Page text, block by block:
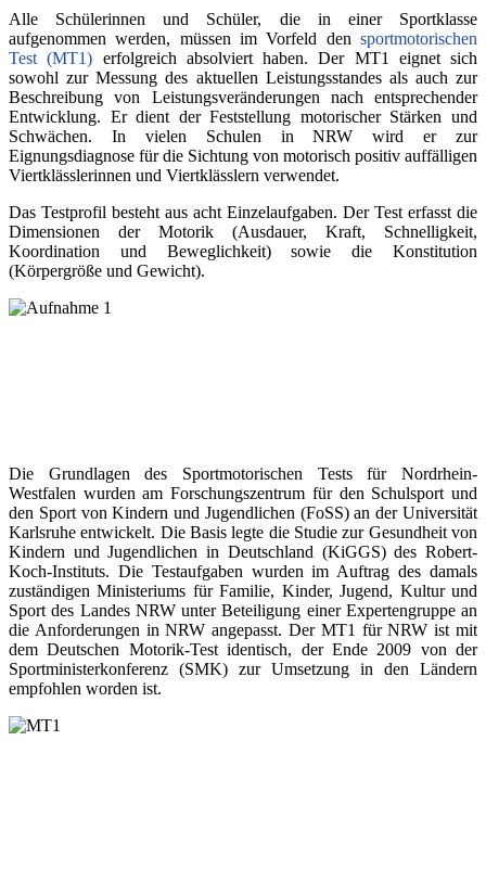
Alle Schülerinnen und Schüler, die in einer Sportklasse
aufgenommen werden, müssen im Vorfeld den sportmotorischen
Test (MT1) erfolgreich absolviert haben. Der MT1 eignet sich
sowohl zur Messung des aktuellen Leistungsstandes als auch zur
Beschreibung von Leistungsveränderungen nach entsprechender
Entwicklung. Er dient der Feststellung motorischer Stärken und
Schwächen. In vielen Schulen in NRW wird er zur
Eignungsdiagnose für die Sichtung von motorisch positiv auffälligen
Viertklässlerinnen und Viertklässlern verwendet.
Das Testprofil besteht aus acht Einzelaufgaben. Der Test erfasst die
Dimensionen der Motorik (Ausdauer, Kraft, Schnelligkeit,
Koordination und Beweglichkeit) sowie die Konstitution
(Körpergröße und Gewicht).
Die Grundlagen des Sportmotorischen Tests für Nordrhein-
Westfalen wurden am Forschungszentrum für den Schulsport und
den Sport von Kindern und Jugendlichen (FoSS) an der Universität
Karlsruhe entwickelt. Die Basis legte die Studie zur Gesundheit von
Kindern und Jugendlichen in Deutschland (KiGGS) des Robert-
Koch-Instituts. Die Testaufgaben wurden im Auftrag des damals
zuständigen Ministeriums für Familie, Kinder, Jugend, Kultur und
Sport des Landes NRW unter Beteiligung einer Expertengruppe an
die Anforderungen in NRW angepasst. Der MT1 für NRW ist mit
dem Deutschen Motorik-Test identisch, der Ende 2009 von der
Sportministerkonferenz (SMK) zur Umsetzung in den Ländern
empfohlen worden ist.